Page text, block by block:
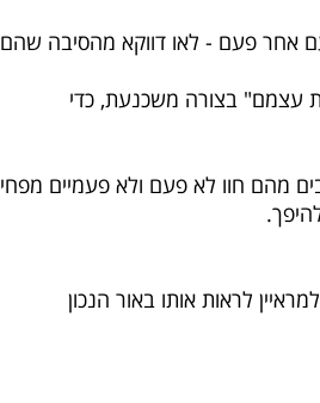
אחר פעם - לאו דווקא מהסיבה שהם
עצמם" בצורה משכנעת, כדי
מהם חוו לא פעם ולא פעמיים מפחי
לראות אותו באור הנכון